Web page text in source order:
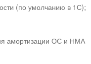
(по умолчанию в 1С);
амортизации ОС и НМА